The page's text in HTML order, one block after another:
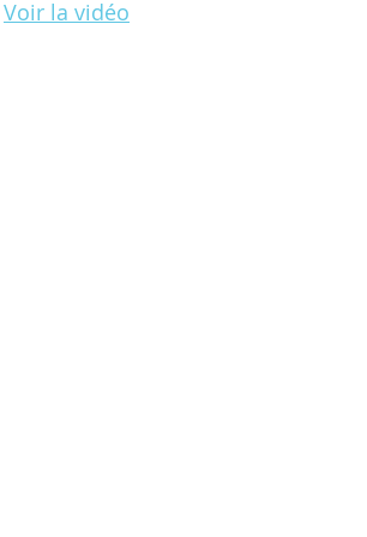
Voir la vidéo